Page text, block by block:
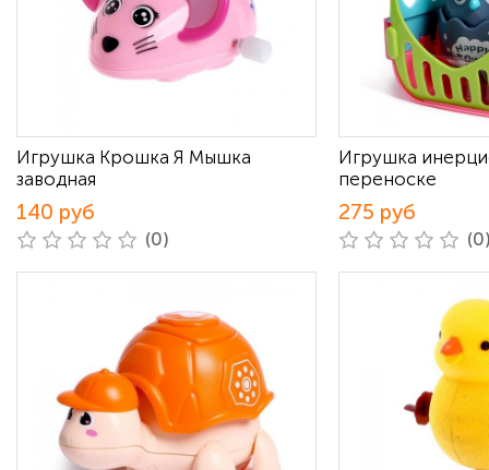
Игрушка Крошка Я Мышка
заводная
140 руб
(0)
Игрушка
переноске
275 руб